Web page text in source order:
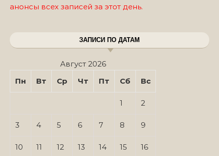
анонсы всех записей за этот день.
ЗАПИСИ ПО ДАТАМ
Август 2026
Пн
Вт Ср Чт Пт Сб Вс
1 2
3 4 5 6 7 8 9
10 11 12 13 14 15 16